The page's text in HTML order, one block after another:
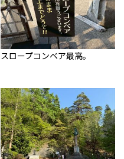
スロープコンベア最高。